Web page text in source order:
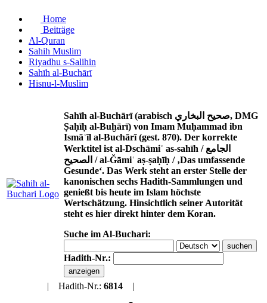
Home
Beiträge
Al-Quran
Sahih Muslim
Riyadhu s-Salihin
Sahīh al-Buchārī
Hisnu-l-Muslim
Sahīh al-Buchārī (arabisch صحيح البخاري, DMG
Ṣaḥīḥ al-Buḫārī) von Imam Muḥammad ibn
Ismāʿīl al-Buchārī (gest. 870). Der korrekte
Werktitel ist al-Dschāmiʿ as-sahīh / الجامع
الصحيح / al-Ǧāmiʿ aṣ-ṣaḥīḥ / ‚Das umfassende
Gesunde‘. Das Werk steht an erster Stelle der
kanonischen sechs Hadith-Sammlungen und
genießt bis heute im Islam höchste
Wertschätzung. Hinsichtlich seiner Autorität
steht es hier direkt hinter dem Koran.
Suche im Al-Buchari:
Hadith-Nr.:
| Hadith-Nr.: 6814 |